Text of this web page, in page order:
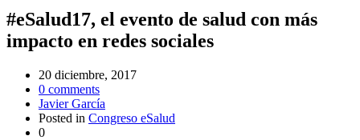
#eSalud17, el evento de salud con más
impacto en redes sociales
20 diciembre, 2017
0 comments
Javier García
Posted in Congreso eSalud
0